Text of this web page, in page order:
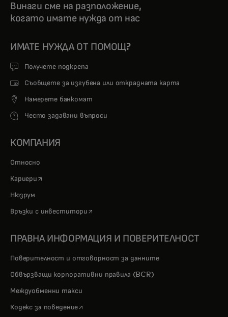
Винаги сме на разположение,
когато имате нужда от нас
ИМАТЕ НУЖДА ОТ ПОМОЩ?
Получете подкрепа
Съобщете за изгубена или открадната карта
Намерете банкомат
Често задавани въпроси
КОМПАНИЯ
Относно
Кариери opens in a new tab
Нюзрум
Връзки с инвеститори opens in a new tab
ПРАВНА ИНФОРМАЦИЯ И ПОВЕРИТЕЛНОСТ
Поверителност и отговорност за данните
Обвързващи корпоративни правила (BCR)
Междуобменни такси
Кодекс за поведениеopens in a new tab